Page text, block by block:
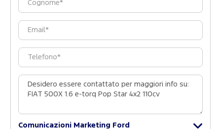
Comunicazioni Marketing Ford